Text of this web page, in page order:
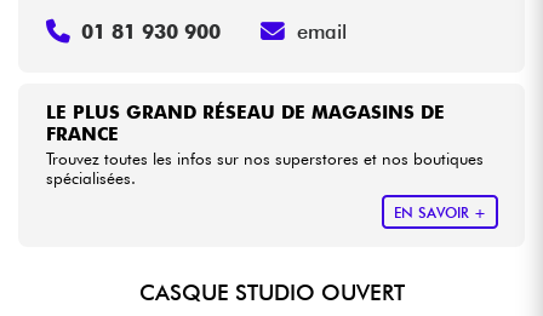
LE PLUS GRAND RÉSEAU DE MAGASINS DE
FRANCE
Trouvez toutes les infos sur nos superstores et nos boutiques
spécialisées.
EN SAVOIR +
01 81 930 900 email
CASQUE STUDIO OUVERT